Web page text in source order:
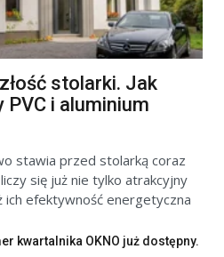
stolarki. Jak
PVC i aluminium
stawia przed stolarką coraz
się już nie tylko atrakcyjny
ich efektywność energetyczna
kwartalnika OKNO już dostępny.